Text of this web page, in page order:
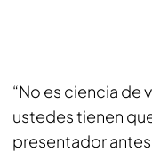
“No es ciencia de
ustedes tienen
presentador